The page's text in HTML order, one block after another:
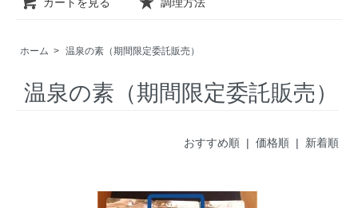
ホーム > 温泉の素（期間限定委託販売）
温泉の素（期間限定委託販売）
おすすめ順| 価格順| 新着順